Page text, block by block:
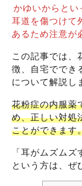
かゆいからと
耳道を傷つけて
あるため注意が
この記事では、
徴、自宅ででき
について解説し
花粉症の内服薬
め、正しい対処
ことができます
「耳がムズム
という方は、ぜ